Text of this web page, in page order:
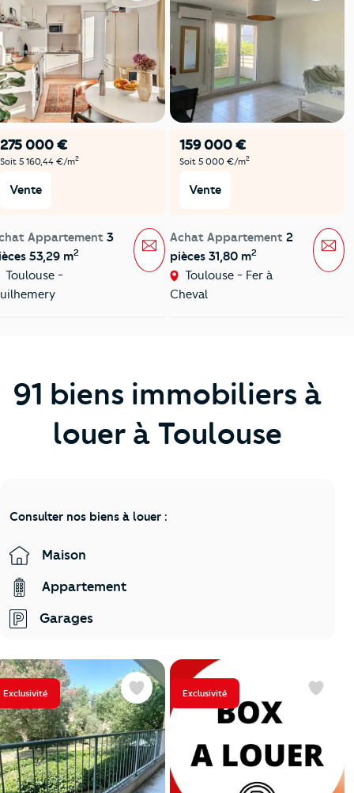
275 000 €
Soit 5 160,44 €/m2
Vente
Appartement 3
53,29 m2
Toulouse -
Message
159 000 €
Soit 5 000 €/m2
Vente
Achat Appartement 2
pièces 31,80 m2
Toulouse - Fer à
Cheval
91 biens immobiliers à
louer à Toulouse
Consulter nos biens à louer :
Maison
Appartement
Garages
Exclusivité Favoris Exclusivité Favoris